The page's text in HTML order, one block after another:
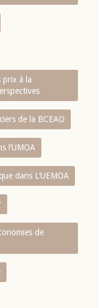
prix à la
de la BCEAO
l‘UMOA
dans L‘UEMOA
de